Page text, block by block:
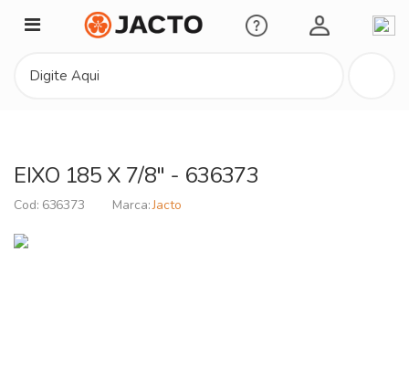
Minha Conta
EIXO 185 X 7/8" - 636373
636373 Jacto